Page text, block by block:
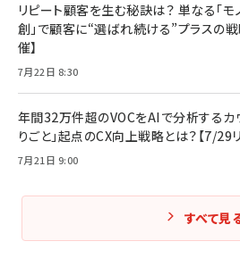
リピート顧客を生む秘訣は？ 単なる「モ
創」で顧客に“選ばれ続ける”プラスの
催】
7月22日 8:30
年間32万件超のVOCをAIで分析するカ
りごと」起点のCX向上戦略とは？【7/29
7月21日 9:00
すべて見